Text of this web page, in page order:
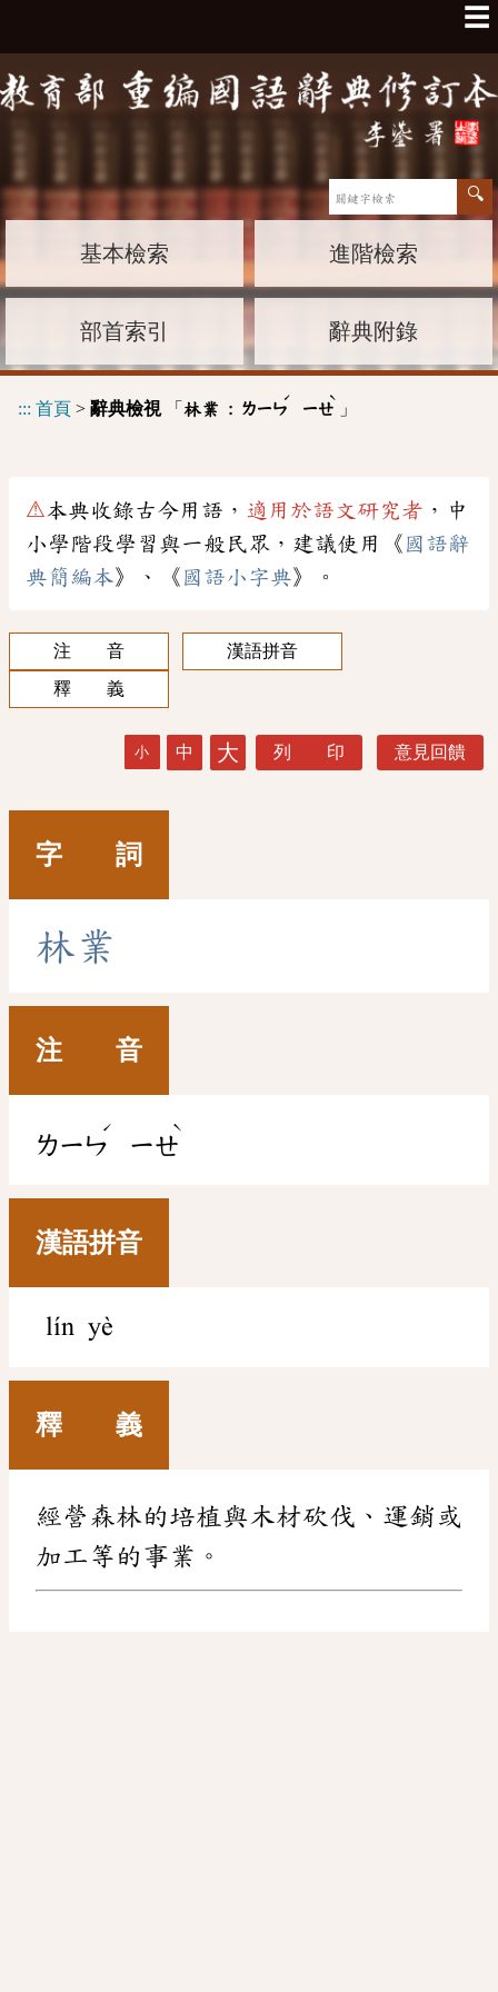
☰
基本檢索 進階檢索
部首索引 辭典附錄
::: 首頁 > 辭典檢視「 林業 : ㄌㄧㄣ
ˊ
ㄧㄝ
ˋ
」
⚠本典收錄古今用語， 適用於語文研究者 ，中
小學階段學習與一般民眾，建議使用《 國語辭
典簡編本》、《 國語小字典》。
注 音
漢語拼音
釋 義
小 中 大 列 印 意見回饋
字 詞
林業
注 音
ㄌㄧㄣ
ˊ
ㄧㄝ
ˋ
漢語拼音
lín yè
釋 義
經營森林的培植與木材砍伐、運銷或
加工等的事業。